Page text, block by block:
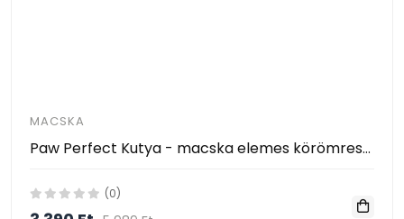
MACSKA
Paw Perfect Kutya - macska elemes körömreszelő
(0)